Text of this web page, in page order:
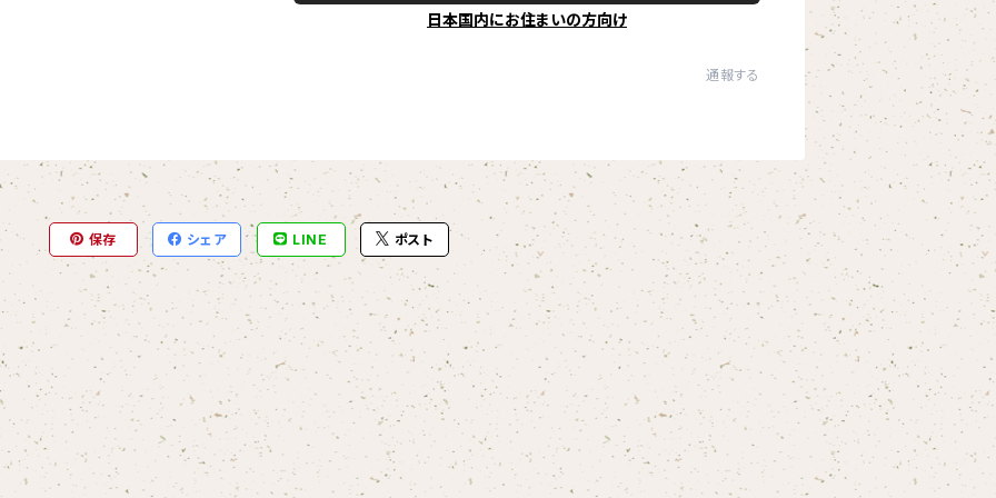
日本国内にお住まいの方向け
通報する
保存 シェア LINE ポスト